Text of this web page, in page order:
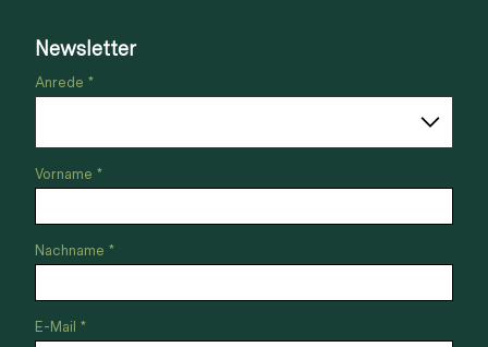
Newsletter
Anrede *
Vorname *
Nachname *
E-Mail *